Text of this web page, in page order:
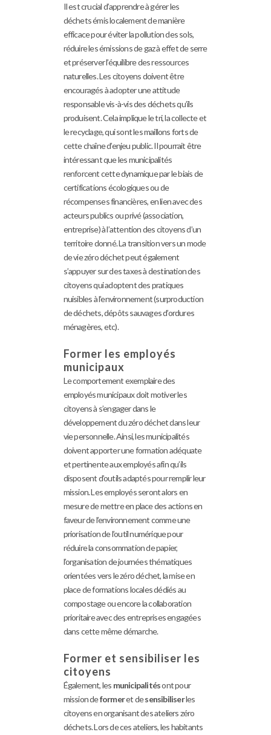
Il est crucial d’apprendre à gérer les
déchets émis localement de manière
efficace pour éviter la pollution des sols,
réduire les émissions de gaz à effet de serre
et préserver l’équilibre des ressources
naturelles. Les citoyens doivent être
encouragés à adopter une attitude
responsable vis-à-vis des déchets qu’ils
produisent. Cela implique le tri, la collecte et
le recyclage, qui sont les maillons forts de
cette chaîne d’enjeu public. Il pourrait être
intéressant que les municipalités
renforcent cette dynamique par le biais de
certifications écologiques ou de
récompenses financières, en lien avec des
acteurs publics ou privé (association,
entreprise) à l’attention des citoyens d’un
territoire donné. La transition vers un mode
de vie zéro déchet peut également
s’appuyer sur des taxes à destination des
citoyens qui adoptent des pratiques
nuisibles à l’environnement (surproduction
de déchets, dépôts sauvages d’ordures
ménagères, etc).
Former les employés
municipaux
Le comportement exemplaire des
employés municipaux doit motiver les
citoyens à s’engager dans le
développement du zéro déchet dans leur
vie personnelle. Ainsi, les municipalités
doivent apporter une formation adéquate
et pertinente aux employés afin qu’ils
disposent d’outils adaptés pour remplir leur
mission. Les employés seront alors en
mesure de mettre en place des actions en
faveur de l’environnement comme une
priorisation de l’outil numérique pour
réduire la consommation de papier,
l’organisation de journées thématiques
orientées vers le zéro déchet, la mise en
place de formations locales dédiés au
compostage ou encore la collaboration
prioritaire avec des entreprises engagées
dans cette même démarche.
Former et sensibiliser les
citoyens
Également, les municipalitésont pour
mission deformeret desensibiliserles
citoyens en organisant des ateliers zéro
déchets. Lors de ces ateliers, les habitants